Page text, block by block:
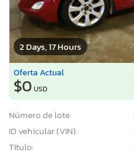
2 Days, 17 Hours
Oferta Actual
$0 USD
Número de lote:
ID vehicular (VIN):
Título: